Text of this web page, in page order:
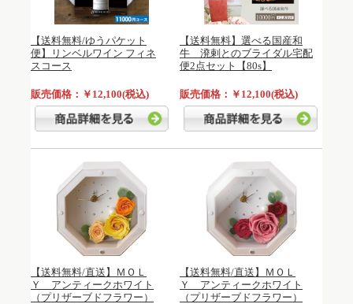
【送料無料/ゆうパケット
便】リンベルワイン フィネ
スコース
販売価格：￥12,100(税込)
【送料無料】選べる国産和
牛 溌剌とのブライダル宅配
便2点セット【80s】
販売価格：￥12,100(税込)
【送料無料/直送】ＭＯＬ
Ｙ アンティークホワイト
（プリザーブドフラワー）
【送料無料/直送】ＭＯＬ
Ｙ アンティークホワイト
（プリザーブドフラワー）